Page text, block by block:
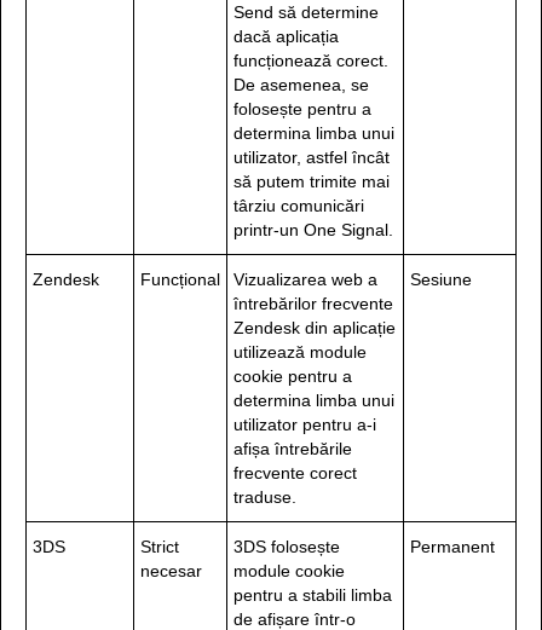
Send să determine
dacă aplicația
funcționează corect.
De asemenea, se
folosește pentru a
determina limba unui
utilizator, astfel încât
să putem trimite mai
târziu comunicări
printr-un One Signal.
Zendesk Funcțional
Vizualizarea web a
întrebărilor frecvente
Zendesk din aplicație
utilizează module
cookie pentru a
determina limba unui
utilizator pentru a-i
afișa întrebările
frecvente corect
traduse.
Sesiune
3DS
Strict
necesar
3DS folosește
module cookie
pentru a stabili limba
de afișare într-o
Permanent